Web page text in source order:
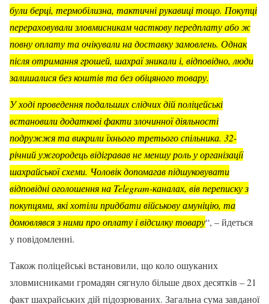
були берці, термобілизна, тактичні рукавиці тощо. Покупці
перераховували зловмисникам часткову передплату або ж
повну оплату та очікували на доставку замовлень. Однак
після отримання грошей, шахраї зникали і, відповідно, люди
залишалися без коштів та без обіцяного товару.
У ході проведення подальших слідчих дій поліцейські
встановили додаткові факти злочинної діяльності
подружжя та викрили їхнього третього спільника. 32-
річний ужгородець відігравав не меншу роль у організації
шахрайської схеми. Чоловік допомагав підшуковувати
відповідні оголошення на Telegram-каналах, вів переписку з
покупцями, які хотіли придбати військову амуніцію, та
домовлявся з ними про оплату і відсилку товару“, – йдеться
у повідомленні.
Також поліцейські встановили, що коло ошуканих
зловмисниками громадян сягнуло більше двох десятків – 21
факт шахрайських дій підозрюваних. Загальна сума завданої